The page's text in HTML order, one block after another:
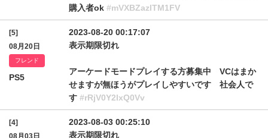
購入者ok #mVXBZazlTM1FV
[5]
08月20日
フレンド
PS5
2023-08-20 00:17:07
表示期限切れ
アーケードモードプレイする方募集中 VCはまか
せますが無ほうがプレイしやすいです 社会人で
す #rRjV0Y2lxQ0Vv
[4]
08月03日
2023-08-03 00:25:10
表示期限切れ